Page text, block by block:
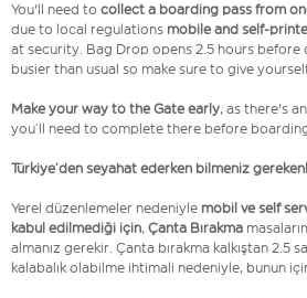
You'll need to collect a boarding pass from
due to local regulations mobile and self-
at security. Bag Drop opens 2.5 hours before
busier than usual so make sure to give
Make your way to the Gate early, as there's
you’ll need to complete there before
Türkiye’den seyahat ederken bilmeniz
Yerel düzenlemeler nedeniyle mobil ve self
kabul edilmediği için, Çanta Bırakma
almanız gerekir. Çanta bırakma kalkıştan 2.5
kalabalık olabilme ihtimali nedeniyle, bunun